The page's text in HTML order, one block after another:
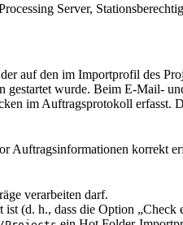
Server,
auf den im Importprofil des
gestartet wurde. Beim E-Mail-
im Auftragsprotokoll
korrekt
verarbeiten darf.
(d. h., dass die Option